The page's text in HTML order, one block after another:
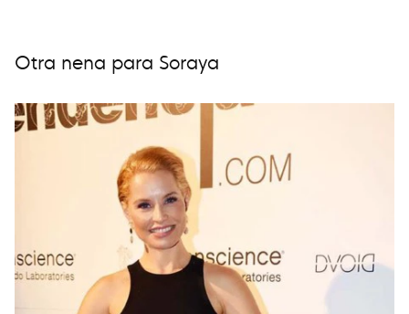
Otra nena para Soraya